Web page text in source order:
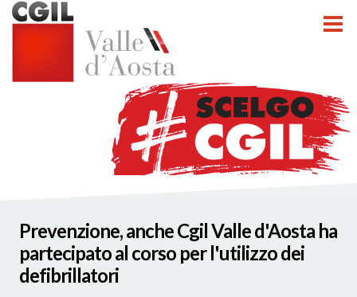
Prevenzione, anche Cgil Valle d'Aosta ha
partecipato al corso per l'utilizzo dei
defibrillatori
INCA